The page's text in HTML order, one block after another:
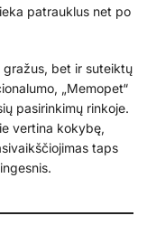
patrauklus net po
bet ir suteiktų
„Memopet“
pasirinkimų rinkoje.
vertina kokybę,
taps